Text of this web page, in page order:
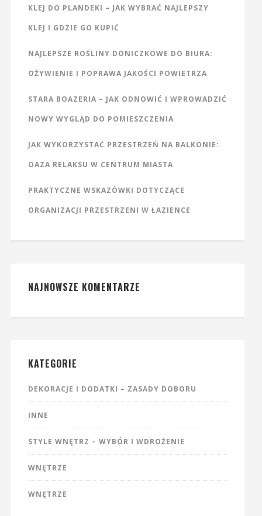
KLEJ DO PLANDEKI – JAK WYBRAĆ NAJLEPSZY
KLEJ I GDZIE GO KUPIĆ
NAJLEPSZE ROŚLINY DONICZKOWE DO BIURA:
OŻYWIENIE I POPRAWA JAKOŚCI POWIETRZA
STARA BOAZERIA – JAK ODNOWIĆ I WPROWADZIĆ
NOWY WYGLĄD DO POMIESZCZENIA
JAK WYKORZYSTAĆ PRZESTRZEŃ NA BALKONIE:
OAZA RELAKSU W CENTRUM MIASTA
PRAKTYCZNE WSKAZÓWKI DOTYCZĄCE
ORGANIZACJI PRZESTRZENI W ŁAZIENCE
NAJNOWSZE KOMENTARZE
KATEGORIE
DEKORACJE I DODATKI – ZASADY DOBORU
INNE
STYLE WNĘTRZ – WYBÓR I WDROŻENIE
WNĘTRZE
WNĘTRZE